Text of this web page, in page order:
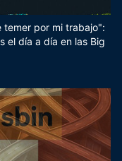
temer por mi trabajo":
el día a día en las Big